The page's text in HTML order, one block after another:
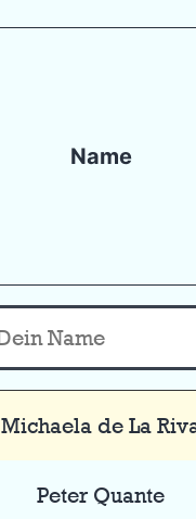
Name
Michaela de La
Peter Quante